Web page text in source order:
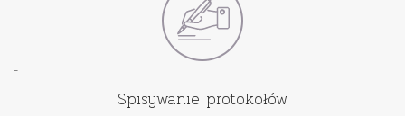
-
Spisywanie protokołów